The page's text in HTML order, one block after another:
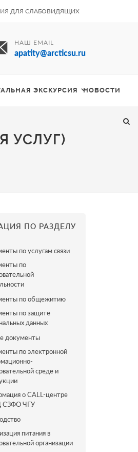
ДЛЯ СЛАБОВИДЯЩИХ
НАШ EMAIL
apatity@arcticsu.ru
ЭКСКУРСИЯ НОВОСТИ
УСЛУГ)
ПО РАЗДЕЛУ
по услугам связи
по
по общежитию
по защите
данных
документы
по электронной
среде и
о CALL-центре
СЗФО ЧГУ
питания в
организации